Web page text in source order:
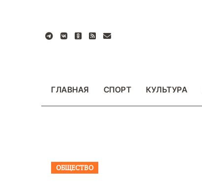
содержанию
ГЛАВНАЯ СПОРТ КУЛЬТУРА
ОБЩЕСТВО